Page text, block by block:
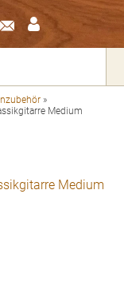
»
Medium